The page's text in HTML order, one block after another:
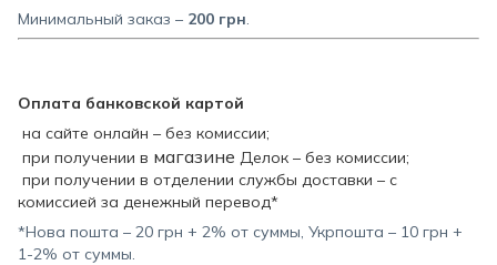
Минимальный заказ – 200 грн.
Оплата банковской картой
на сайте онлайн – без комиссии;
при получении в магазине Делок – без комиссии;
при получении в отделении службы доставки – с
комиссией за денежный перевод*
*Нова пошта – 20 грн + 2% от суммы, Укрпошта – 10 грн +
1-2% от суммы.